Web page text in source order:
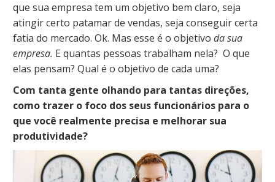
que sua empresa tem um objetivo bem claro, seja
atingir certo patamar de vendas, seja conseguir certa
fatia do mercado. Ok. Mas esse é o objetivo da sua
empresa. E quantas pessoas trabalham nela? O que
elas pensam? Qual é o objetivo de cada uma?
Com tanta gente olhando para tantas direções,
como trazer o foco dos seus funcionários para o
que você realmente precisa e melhorar sua
produtividade?